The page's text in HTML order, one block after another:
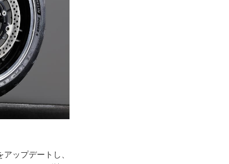
ップデートし、